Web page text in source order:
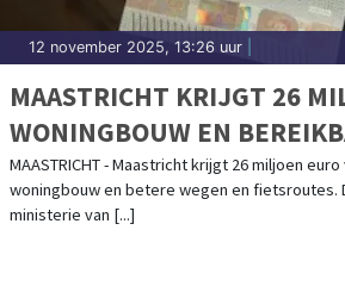
12 november 2025, 13:26 uur
MAASTRICHT KRIJGT 26
WONINGBOUW EN
MAASTRICHT - Maastricht krijgt 26 miljoen
woningbouw en betere wegen en fietsroutes.
ministerie van [...]